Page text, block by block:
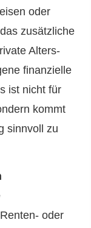
oder
zusätzliche
Alters­
finanzielle
ist nicht für
kommt
sinnvoll zu
oder